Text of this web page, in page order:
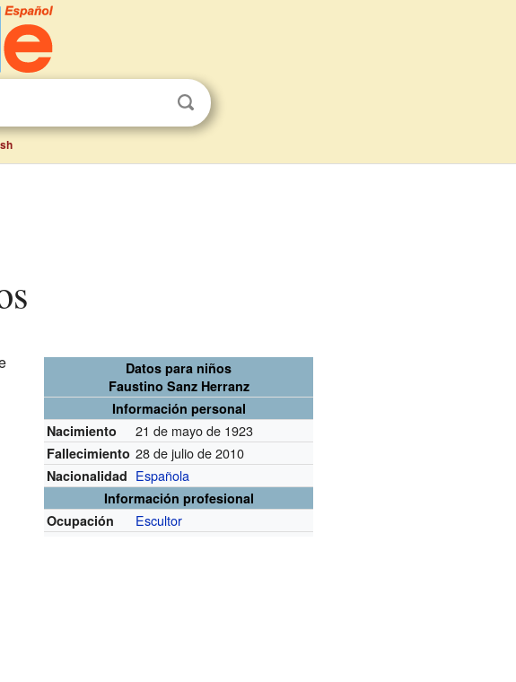
Datos para niños
Faustino Sanz Herranz
Información personal
Nacimiento
21 de mayo de 1923
Fallecimiento 28 de julio de 2010
Nacionalidad Española
Información profesional
Ocupación
Escultor